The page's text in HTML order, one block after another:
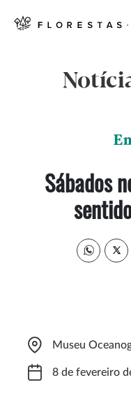
Sábados
Museu
8 de fevereiro